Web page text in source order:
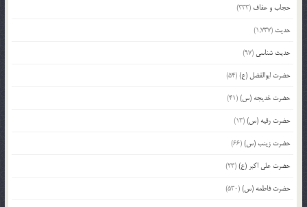
حجاب و عفاف (333)
حدیث (1,737)
حدیث شناسی (97)
حضرت ابوالفضل (ع)(54)
حضرت خدیجه (س)(41)
حضرت رقیه (س)(13)
حضرت زینب (س)(66)
حضرت علی اکبر (ع)(23)
حضرت فاطمه (س)(530)